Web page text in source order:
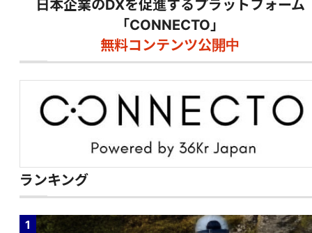
日本企業のDXを促進するプラットフォーム
「CONNECTO」
無料コンテンツ公開中
ランキング
1